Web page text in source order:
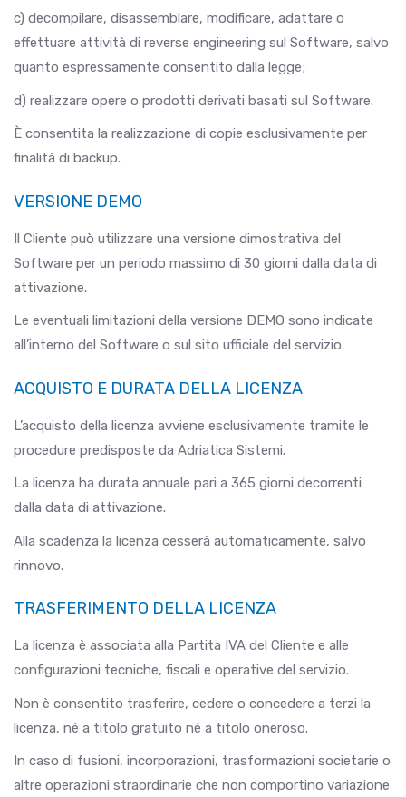
c) decompilare, disassemblare, modificare, adattare o
effettuare attività di reverse engineering sul Software, salvo
quanto espressamente consentito dalla legge;
d) realizzare opere o prodotti derivati basati sul Software.
È consentita la realizzazione di copie esclusivamente per
finalità di backup.
VERSIONE DEMO
Il Cliente può utilizzare una versione dimostrativa del
Software per un periodo massimo di 30 giorni dalla data di
attivazione.
Le eventuali limitazioni della versione DEMO sono indicate
all’interno del Software o sul sito ufficiale del servizio.
ACQUISTO E DURATA DELLA LICENZA
L’acquisto della licenza avviene esclusivamente tramite le
procedure predisposte da Adriatica Sistemi.
La licenza ha durata annuale pari a 365 giorni decorrenti
dalla data di attivazione.
Alla scadenza la licenza cesserà automaticamente, salvo
rinnovo.
TRASFERIMENTO DELLA LICENZA
La licenza è associata alla Partita IVA del Cliente e alle
configurazioni tecniche, fiscali e operative del servizio.
Non è consentito trasferire, cedere o concedere a terzi la
licenza, né a titolo gratuito né a titolo oneroso.
In caso di fusioni, incorporazioni, trasformazioni societarie o
altre operazioni straordinarie che non comportino variazione